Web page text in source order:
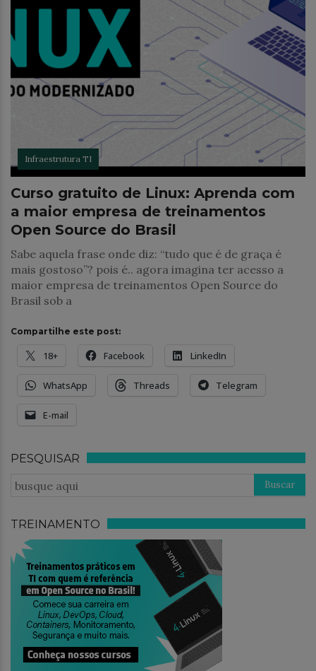
Infraestrutura TI
Curso gratuito de Linux: Aprenda com
a maior empresa de treinamentos
Open Source do Brasil
Sabe aquela frase onde diz: “tudo que é de graça é
mais gostoso”? pois é.. agora imagina ter acesso a
maior empresa de treinamentos Open Source do
Brasil sob a
Compartilhe este post:
18+ Facebook LinkedIn
WhatsApp Threads Telegram
E-mail
PESQUISAR
TREINAMENTO